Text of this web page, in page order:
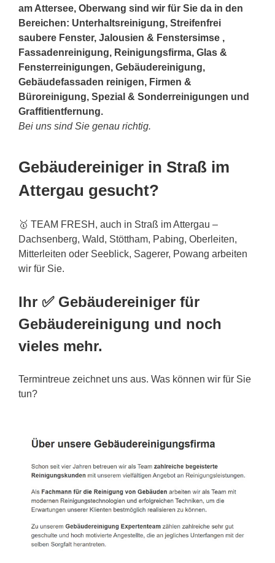
am Attersee, Oberwang sind wir für Sie da in den
Bereichen: Unterhaltsreinigung, Streifenfrei
saubere Fenster, Jalousien & Fenstersimse ,
Fassadenreinigung, Reinigungsfirma, Glas &
Fensterreinigungen, Gebäudereinigung,
Gebäudefassaden reinigen, Firmen &
Büroreinigung, Spezial & Sonderreinigungen und
Graffitientfernung.
Bei uns sind Sie genau richtig.
Gebäudereiniger in Straß im
Attergau gesucht?
🥇 TEAM FRESH, auch in Straß im Attergau –
Dachsenberg, Wald, Stöttham, Pabing, Oberleiten,
Mitterleiten oder Seeblick, Sagerer, Powang arbeiten
wir für Sie.
Ihr ✅ Gebäudereiniger für
Gebäudereinigung und noch
vieles mehr.
Termintreue zeichnet uns aus. Was können wir für Sie
tun?